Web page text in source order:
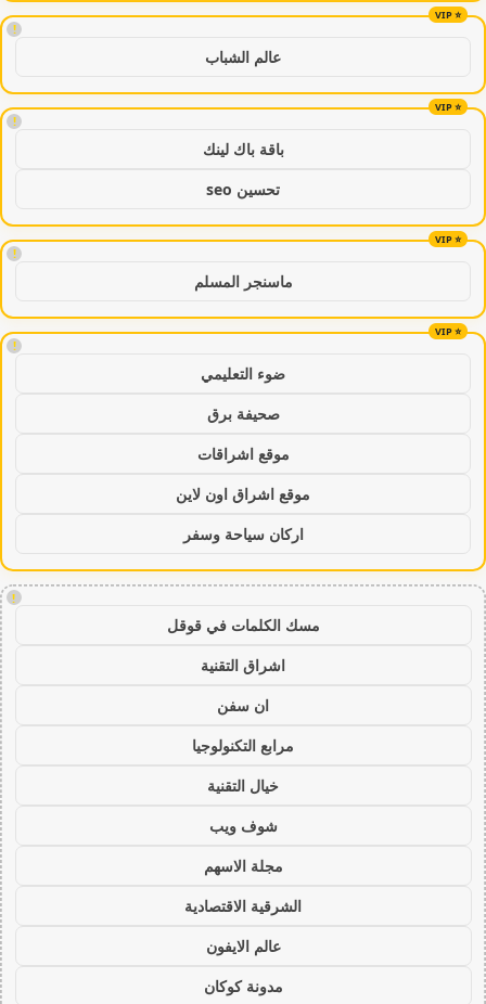
!
عالم الشباب
!
باقة باك لينك
تحسين seo
!
ماسنجر المسلم
!
ضوء التعليمي
صحيفة برق
موقع اشراقات
موقع اشراق اون لاين
اركان سياحة وسفر
!
مسك الكلمات في قوقل
اشراق التقنية
ان سفن
مرابع التكنولوجيا
خيال التقنية
شوف ويب
مجلة الاسهم
الشرقية الاقتصادية
عالم الايفون
مدونة كوكان